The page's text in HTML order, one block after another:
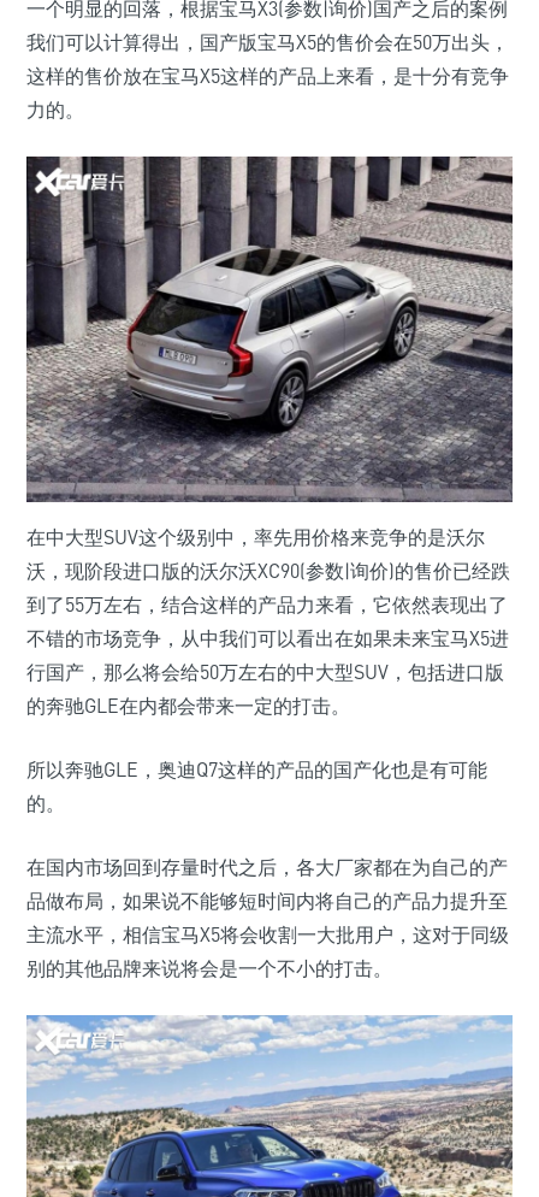
一个明显的回落，根据宝马X3(参数|询价)国产之后的案例
我们可以计算得出，国产版宝马X5的售价会在50万出头，
这样的售价放在宝马X5这样的产品上来看，是十分有竞争
力的。
在中大型SUV这个级别中，率先用价格来竞争的是沃尔
沃，现阶段进口版的沃尔沃XC90(参数|询价)的售价已经跌
到了55万左右，结合这样的产品力来看，它依然表现出了
不错的市场竞争，从中我们可以看出在如果未来宝马X5进
行国产，那么将会给50万左右的中大型SUV，包括进口版
的奔驰GLE在内都会带来一定的打击。
所以奔驰GLE，奥迪Q7这样的产品的国产化也是有可能
的。
在国内市场回到存量时代之后，各大厂家都在为自己的产
品做布局，如果说不能够短时间内将自己的产品力提升至
主流水平，相信宝马X5将会收割一大批用户，这对于同级
别的其他品牌来说将会是一个不小的打击。